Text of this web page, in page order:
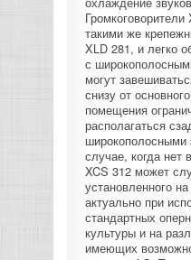
РЕКОРДЕРЫ
САБВУФЕРЫ
НАУШНИКИ
ДОСТАВКА
ОПЛАТА
КОНТАКТЫ
такими же
XLD 281, и легко
с
могут
снизу от
помещения
располагаться
случае, когда нет
XCS 312 может
установленного
актуально при
стандартных
культуры и на
имеющих